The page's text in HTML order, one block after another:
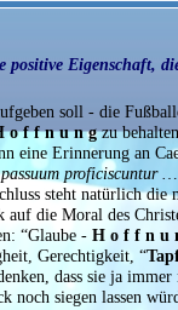
positive
soll - die
o f f n u n gzu
eine Erinnerung an
proficiscuntur
steht natürlich die
die Moral des
“Glaube - H o f f n u
Gerechtigkeit, “
dass sie ja
noch siegen lassen